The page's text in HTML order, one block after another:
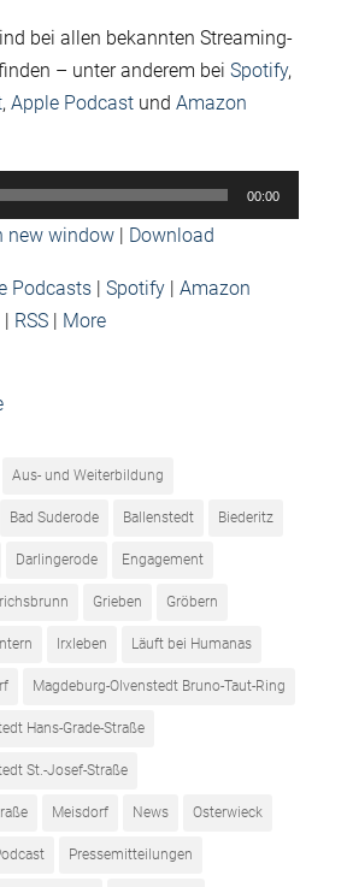
bei allen bekannten Streaming-
– unter anderem bei Spotify,
, Apple Podcastund Amazon
00:00
new window| Download
Podcasts| Spotify| Amazon
RSS| More
Aus- und Weiterbildung
Bad Suderode Ballenstedt Biederitz
Darlingerode Engagement
Grieben Gröbern
Irxleben Läuft bei Humanas
Magdeburg-Olvenstedt Bruno-Taut-Ring
Hans-Grade-Straße
St.-Josef-Straße
Meisdorf News Osterwieck
Pressemitteilungen